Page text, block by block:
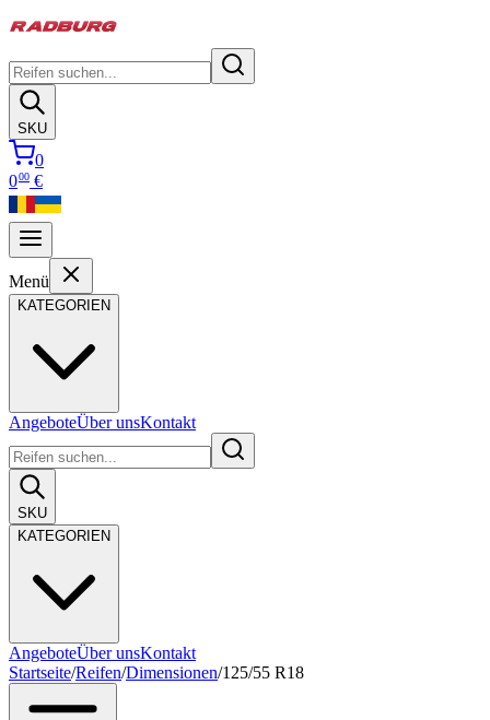
SKU
0
000 €
Menü
KATEGORIEN
AngeboteÜber unsKontakt
SKU
KATEGORIEN
AngeboteÜber unsKontakt
Startseite/Reifen/Dimensionen/125/55 R18